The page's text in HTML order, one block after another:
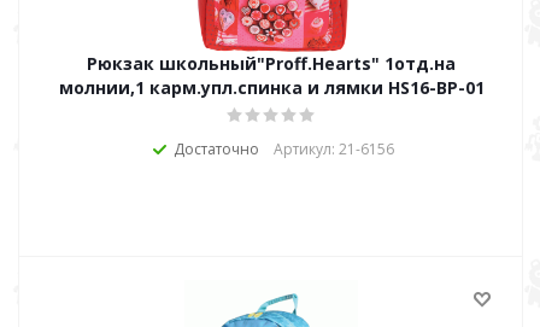
Рюкзак школьный"Proff.Hearts" 1отд.на
молнии,1 карм.упл.спинка и лямки HS16-ВР-01
Достаточно Артикул: 21-6156